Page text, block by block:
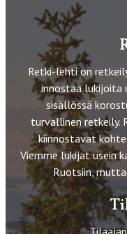
Retki-lehti on
innostaa lukijoita
sisällössä
turvallinen retkeily.
kiinnostavat
Viemme lukijat usein
Ruotsiin,